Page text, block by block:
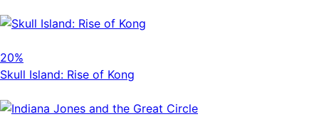
20%
Skull Island: Rise of Kong